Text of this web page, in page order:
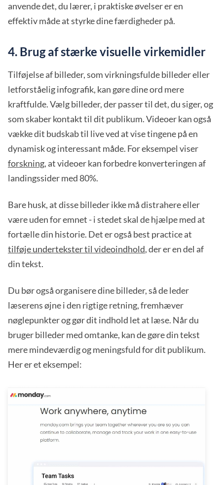
anvende det, du lærer, i praktiske øvelser er en
effektiv måde at styrke dine færdigheder på.
4. Brug af stærke visuelle virkemidler
Tilføjelse af billeder, som virkningsfulde billeder eller
letforståelig infografik, kan gøre dine ord mere
kraftfulde. Vælg billeder, der passer til det, du siger, og
som skaber kontakt til dit publikum. Videoer kan også
vække dit budskab til live ved at vise tingene på en
dynamisk og interessant måde. For eksempel viser
forskning, at videoer kan forbedre konverteringen af
landingssider med 80%.
Bare husk, at disse billeder ikke må distrahere eller
være uden for emnet - i stedet skal de hjælpe med at
fortælle din historie. Det er også best practice at
tilføje undertekster til videoindhold, der er en del af
din tekst.
Du bør også organisere dine billeder, så de leder
læserens øjne i den rigtige retning, fremhæver
nøglepunkter og gør dit indhold let at læse. Når du
bruger billeder med omtanke, kan de gøre din tekst
mere mindeværdig og meningsfuld for dit publikum.
Her er et eksempel: